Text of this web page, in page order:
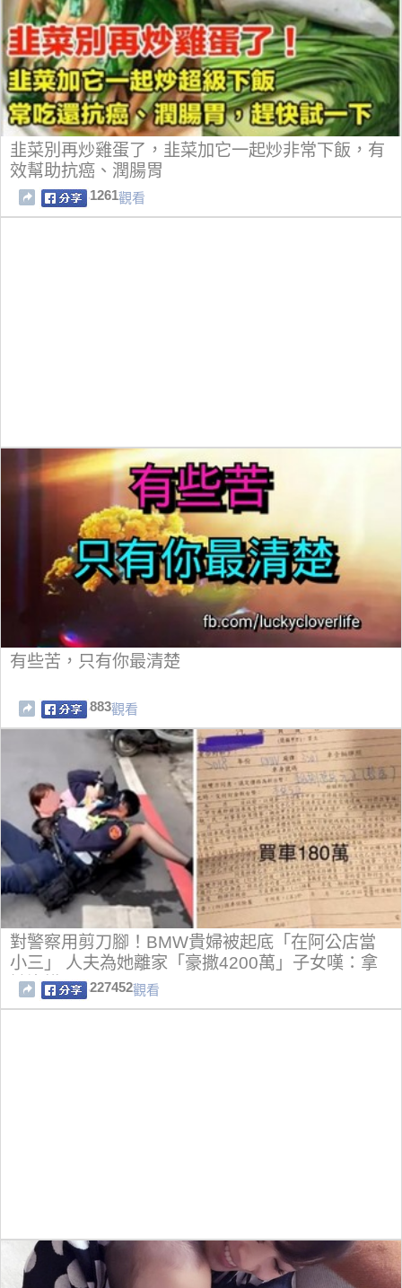
韭菜別再炒雞蛋了，韭菜加它一起炒非常下飯，有
效幫助抗癌、潤腸胃
1261觀看
有些苦，只有你最清楚
883觀看
對警察用剪刀腳！BMW貴婦被起底「在阿公店當
小三」 人夫為她離家「豪撒4200萬」子女嘆：拿
她沒轍
227452觀看